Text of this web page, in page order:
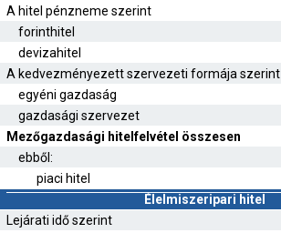
A hitel pénzneme szerint
forinthitel
devizahitel
A kedvezményezett szervezeti formája szerint
egyéni gazdaság
gazdasági szervezet
Mezőgazdasági hitelfelvétel összesen
ebből:
piaci hitel
Élelmiszeripari hitel
Lejárati idő szerint